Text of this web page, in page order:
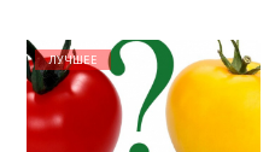
ЛУЧШЕЕ